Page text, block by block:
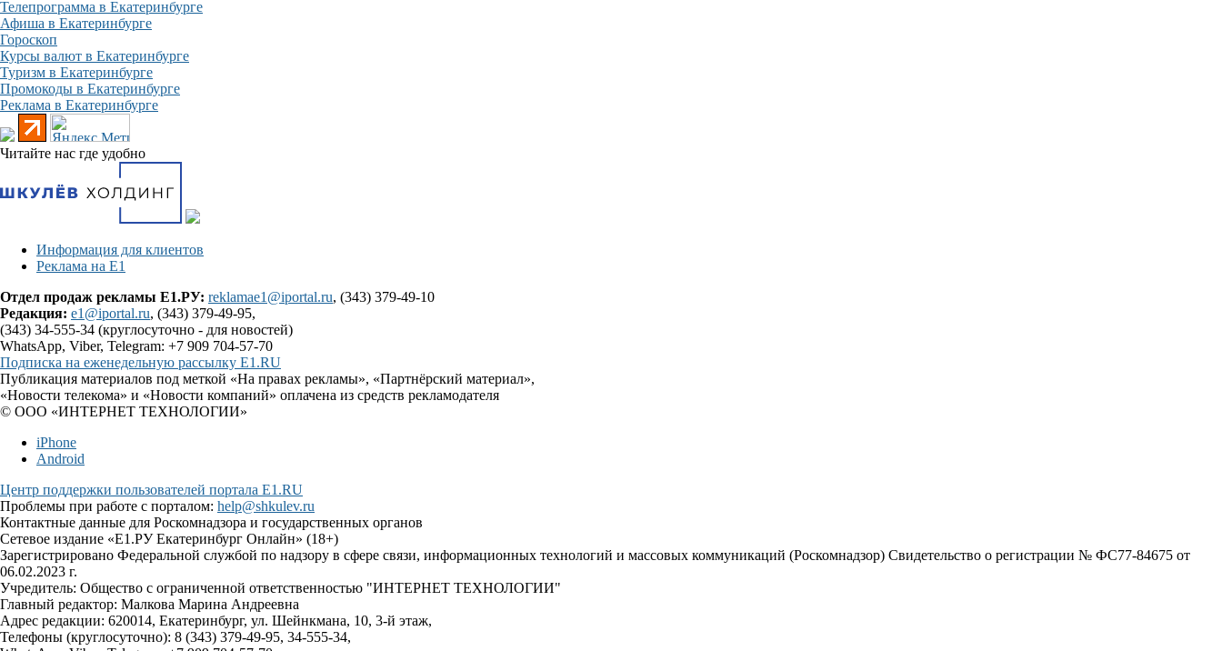
Телепрограмма в Екатеринбурге
Афиша в Екатеринбурге
Гороскоп
Курсы валют в Екатеринбурге
Туризм в Екатеринбурге
Промокоды в Екатеринбурге
Реклама в Екатеринбурге
Читайте нас где удобно
Информация для клиентов
Реклама на Е1
Отдел продаж рекламы Е1.РУ: reklamae1@iportal.ru, (343) 379-49-10
Редакция: e1@iportal.ru, (343) 379-49-95,
(343) 34-555-34 (круглосуточно - для новостей)
WhatsApp, Viber, Telegram: +7 909 704-57-70
Подписка на еженедельную рассылку E1.RU
Публикация материалов под меткой «На правах рекламы», «Партнёрский материал»,
«Новости телекома» и «Новости компаний» оплачена из средств рекламодателя
© ООО «ИНТЕРНЕТ ТЕХНОЛОГИИ»
iPhone
Android
Центр поддержки пользователей портала E1.RU
Проблемы при работе с порталом: help@shkulev.ru
Контактные данные для Роскомнадзора и государственных органов
Сетевое издание «Е1.РУ Екатеринбург Онлайн» (18+)
Зарегистрировано Федеральной службой по надзору в сфере связи, информационных технологий и массовых коммуникаций (Роскомнадзор) Свидетельство о регистрации № ФС77-84675 от
06.02.2023 г.
Учредитель: Общество с ограниченной ответственностью "ИНТЕРНЕТ ТЕХНОЛОГИИ"
Главный редактор: Малкова Марина Андреевна
Адрес редакции: 620014, Екатеринбург, ул. Шейнкмана, 10, 3-й этаж,
Телефоны (круглосуточно): 8 (343) 379-49-95, 34-555-34,